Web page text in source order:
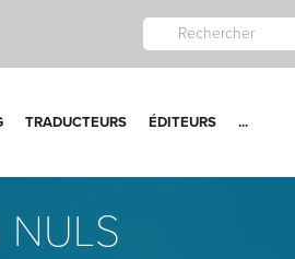
TRADUCTEURS ÉDITEURS ...
NULS